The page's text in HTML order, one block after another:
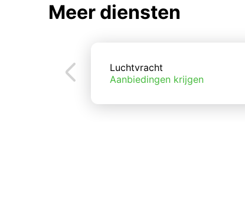
Meer diensten
Luchtvracht
Aanbiedingen krijgen